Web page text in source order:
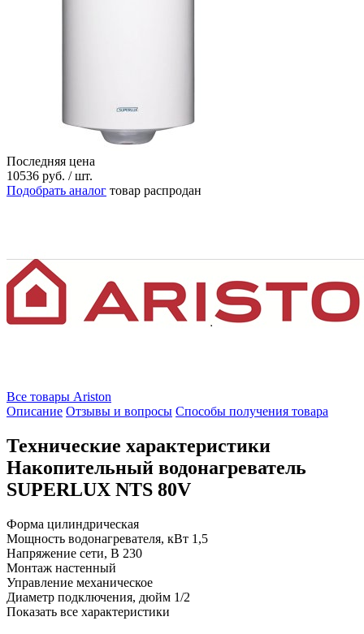
Последняя цена
10536 руб. / шт.
Подобрать аналог товар распродан
Все товары Ariston
Описание Отзывы и вопросы Способы получения товара
Технические характеристики
Накопительный водонагреватель
SUPERLUX NTS 80V
Форма цилиндрическая
Мощность водонагревателя, кВт 1,5
Напряжение сети, В 230
Монтаж настенный
Управление механическое
Диаметр подключения, дюйм 1/2
Показать все характеристики